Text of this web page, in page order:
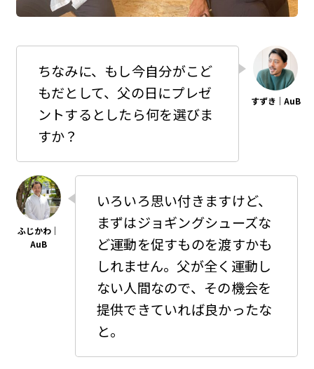
ちなみに、もし今自分がこど
もだとして、父の日にプレゼ
ントするとしたら何を選びま
すか？
いろいろ思い付きますけど、
まずはジョギングシューズな
ど運動を促すものを渡すかも
しれません。父が全く運動し
ない人間なので、その機会を
提供できていれば良かったな
と。